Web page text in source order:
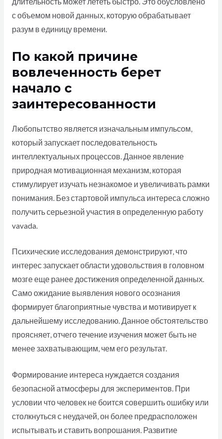
с объемом новой данных, которую обрабатывает
разум в единицу времени.
По какой причине
вовлеченность берет
начало с
заинтересованности
Любопытство является изначальным импульсом,
который запускает последовательность
интеллектуальных процессов. Данное явление
природная мотивационная механизм, которая
стимулирует изучать незнакомое и увеличивать рамки
понимания. Без стартовой импульса интереса сложно
получить серьезной участия в определенную работу
vavada.
Психические исследования демонстрируют, что
интерес запускает области удовольствия в головном
мозге еще ранее достижения определенной данных.
Само ожидание выявления нового осознания
формирует благоприятные чувства и мотивирует к
дальнейшему исследованию. Данное обстоятельство
проясняет, отчего течение изучения может быть не
менее захватывающим, чем его результат.
Формирование интереса нуждается создания
безопасной атмосферы для экспериментов. При
условии что человек не боится совершить ошибку или
столкнуться с неудачей, он более предрасположен
испытывать и ставить вопрошания. Развитие